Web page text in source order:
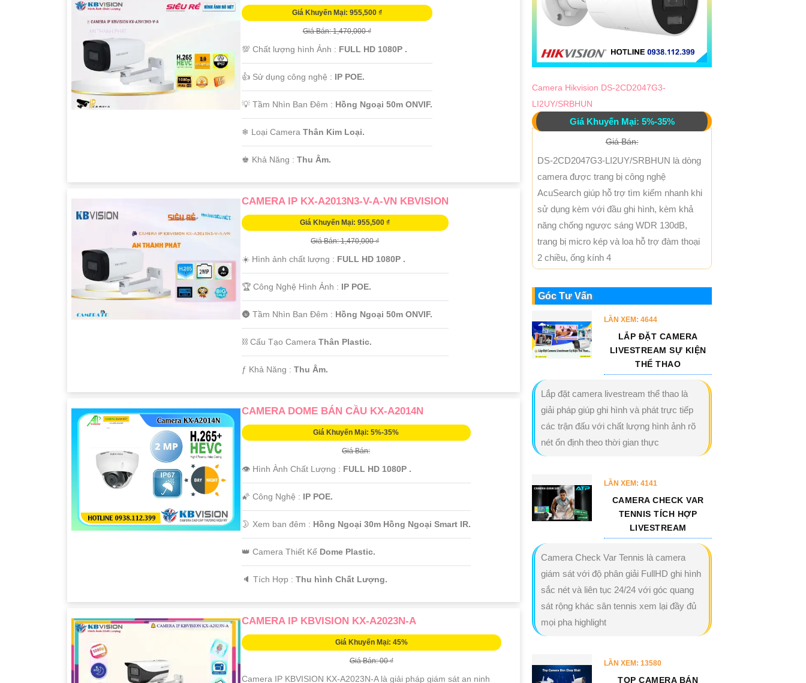
Giá Khuyến Mại: 955,500 ₫
Giá Bán: 1,470,000 ₫
💯 Chất lượng hình Ảnh : FULL HD 1080P .
👍 Sử dụng công nghệ : IP POE.
💡 Tầm Nhìn Ban Đêm : Hồng Ngoại 50m ONVIF.
❄ Loại Camera Thân Kim Loại.
️♚ Khả Năng : Thu Âm.
CAMERA IP KX-A2013N3-V-A-VN KBVISION
Giá Khuyến Mại: 955,500 ₫
Giá Bán: 1,470,000 ₫
☀️ Hình ảnh chất lượng : FULL HD 1080P .
🏆 Công Nghệ Hình Ảnh : IP POE.
🌚 Tầm Nhìn Ban Đêm : Hồng Ngoại 50m ONVIF.
⛓ Cấu Tạo Camera Thân Plastic.
️ƒ Khả Năng : Thu Âm.
CAMERA DOME BÁN CẦU KX-A2014N
Giá Khuyến Mại: 5%-35%
Giá Bán:
👁 Hình Ành Chất Lượng : FULL HD 1080P .
🌠 Công Nghệ : IP POE.
🌛 Xem ban đêm : Hồng Ngoại 30m Hồng Ngoại Smart IR.
👑 Camera Thiết Kế Dome Plastic.
️🔈 Tích Hợp : Thu hình Chất Lượng.
CAMERA IP KBVISION KX-A2023N-A
Giá Khuyến Mại: 45%
Giá Bán: 00 ₫
Camera IP KBVISION KX-A2023N-A là giải pháp giám sát an ninh
Camera Hikvision DS-2CD2047G3-
LI2UY/SRBHUN
Giá Khuyến Mại: 5%-35%
Giá Bán:
DS-2CD2047G3-LI2UY/SRBHUN là dòng
camera được trang bị công nghệ
AcuSearch giúp hỗ trợ tìm kiếm nhanh khi
sử dụng kèm với đầu ghi hình, kèm khả
năng chống ngược sáng WDR 130dB,
trang bị micro kép và loa hỗ trợ đàm thoại
2 chiều, ống kính 4
Góc Tư Vấn
LẦN XEM: 4644
LẮP ĐẶT CAMERA
LIVESTREAM SỰ KIỆN
THỂ THAO
Lắp đặt camera livestream thể thao là
giải pháp giúp ghi hình và phát trực tiếp
các trận đấu với chất lượng hình ảnh rõ
nét ổn định theo thời gian thực
LẦN XEM: 4141
CAMERA CHECK VAR
TENNIS TÍCH HỢP
LIVESTREAM
Camera Check Var Tennis là camera
giám sát với độ phân giải FullHD ghi hình
sắc nét và liên tục 24/24 với góc quang
sát rộng khác sân tennis xem lại đầy đủ
mọi pha highlight
LẦN XEM: 13580
TOP CAMERA BÁN